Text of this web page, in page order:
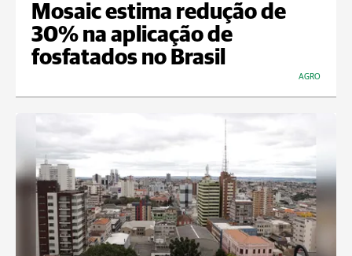
Mosaic estima redução de
30% na aplicação de
fosfatados no Brasil
AGRO